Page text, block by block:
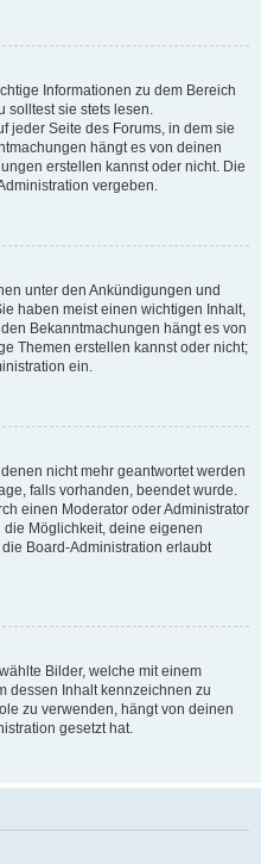
Informationen zu dem Bereich
solltest sie stets lesen.
jeder Seite des Forums, in dem sie
hängt es von deinen
erstellen kannst oder nicht. Die
vergeben.
unter den Ankündigungen und
haben meist einen wichtigen Inhalt,
Bekanntmachungen hängt es von
Themen erstellen kannst oder nicht;
ein.
nicht mehr geantwortet werden
falls vorhanden, beendet wurde.
einen Moderator oder Administrator
Möglichkeit, deine eigenen
Board-Administration erlaubt
Bilder, welche mit einem
dessen Inhalt kennzeichnen zu
zu verwenden, hängt von deinen
gesetzt hat.